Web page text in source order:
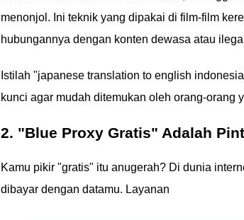
menonjol. Ini teknik yang dipakai di film-film
hubungannya dengan konten dewasa atau
Istilah "japanese translation to english
kunci agar mudah ditemukan oleh orang-orang
2. "Blue Proxy Gratis" Adalah
Kamu pikir "gratis" itu anugerah? Di dunia
dibayar dengan datamu. Layanan